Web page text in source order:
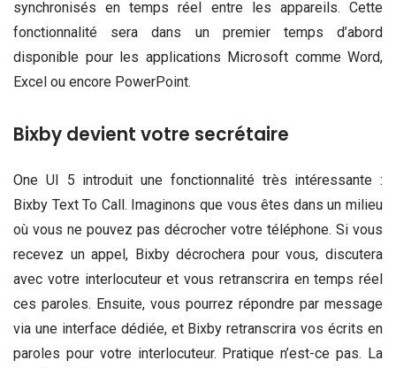
synchronisés en temps réel entre les appareils. Cette
fonctionnalité sera dans un premier temps d’abord
disponible pour les applications Microsoft comme Word,
Excel ou encore PowerPoint.
Bixby devient votre secrétaire
One UI 5 introduit une fonctionnalité très intéressante :
Bixby Text To Call. Imaginons que vous êtes dans un milieu
où vous ne pouvez pas décrocher votre téléphone. Si vous
recevez un appel, Bixby décrochera pour vous, discutera
avec votre interlocuteur et vous retranscrira en temps réel
ces paroles. Ensuite, vous pourrez répondre par message
via une interface dédiée, et Bixby retranscrira vos écrits en
paroles pour votre interlocuteur. Pratique n’est-ce pas. La